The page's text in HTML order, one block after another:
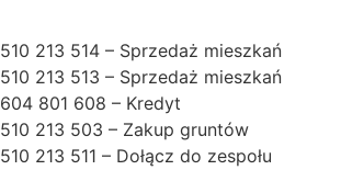
510 213 514 – Sprzedaż mieszkań
510 213 513 – Sprzedaż mieszkań
604 801 608 – Kredyt
510 213 503 – Zakup gruntów
510 213 511 – Dołącz do zespołu